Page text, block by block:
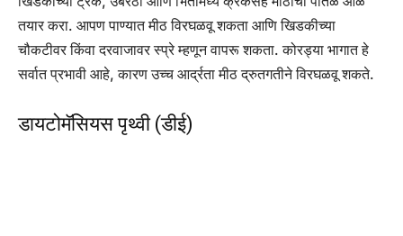
तयार करा. आपण पाण्यात मीठ विरघळवू शकता आणि खिडकीच्या
चौकटीवर किंवा दरवाजावर स्प्रे म्हणून वापरू शकता. कोरड्या भागात हे
सर्वात प्रभावी आहे, कारण उच्च आर्द्रता मीठ द्रुतगतीने विरघळवू शकते.
डायटोमॅसियस पृथ्वी (डीई)